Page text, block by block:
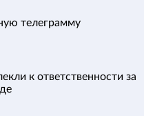
телеграмму
к ответственности за